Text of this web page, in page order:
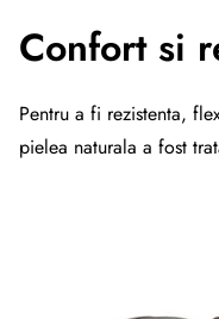
Confort si
Pentru a fi rezistenta,
pielea naturala a fost